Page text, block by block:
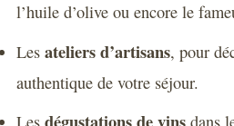
l’huile d’olive ou encore le
Les ateliers d’artisans, pour
authentique de votre séjour.
Les dégustations de vinsdans